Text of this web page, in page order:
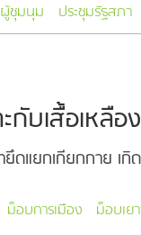
ผู้ชุมนุม ประชุมรัฐสภา
บเสื้อเหลือ
ดแยกเกียกกาย เ
ม็อบการเมือง ม็อบเย